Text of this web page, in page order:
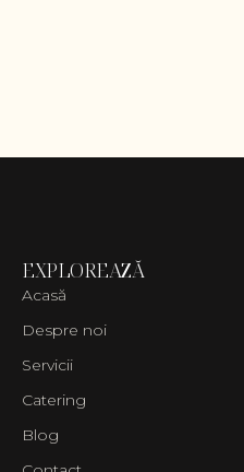
EXPLOREAZĂ
Acasă
Despre noi
Servicii
Catering
Blog